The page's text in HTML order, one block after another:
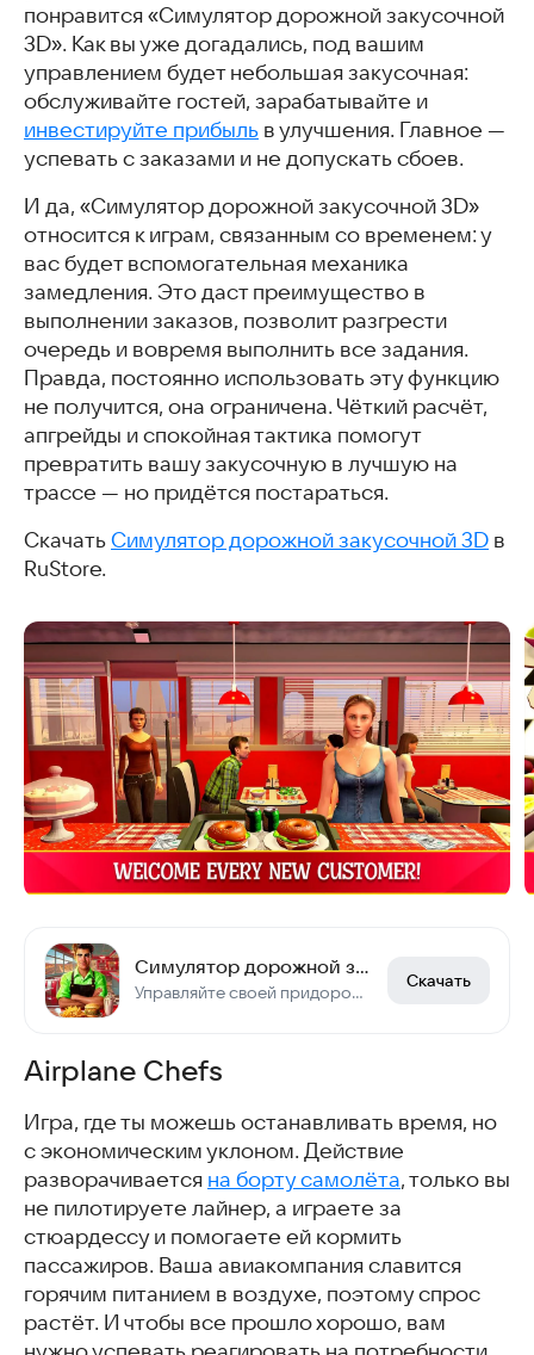
понравится «Симулятор дорожной закусочной
3D». Как вы уже догадались, под вашим
управлением будет небольшая закусочная:
обслуживайте гостей, зарабатывайте и
инвестируйте прибыль в улучшения. Главное —
успевать с заказами и не допускать сбоев.
И да, «Симулятор дорожной закусочной 3D»
относится к играм, связанным со временем: у
вас будет вспомогательная механика
замедления. Это даст преимущество в
выполнении заказов, позволит разгрести
очередь и вовремя выполнить все задания.
Правда, постоянно использовать эту функцию
не получится, она ограничена. Чёткий расчёт,
апгрейды и спокойная тактика помогут
превратить вашу закусочную в лучшую на
трассе — но придётся постараться.
Скачать Симулятор дорожной закусочной 3D в
RuStore.
Симулятор дорожной закусочной 3D
Управляйте своей придорожной закусочной! Готовьте, улучшайте и расширяйтесь!
Скачать
Airplane Chefs
Игра, где ты можешь останавливать время, но
с экономическим уклоном. Действие
разворачивается на борту самолёта, только вы
не пилотируете лайнер, а играете за
стюардессу и помогаете ей кормить
пассажиров. Ваша авиакомпания славится
горячим питанием в воздухе, поэтому спрос
растёт. И чтобы все прошло хорошо, вам